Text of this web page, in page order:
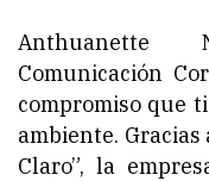
Anthuanette
Comunicación
compromiso que
ambiente. Gracias
Claro”, la